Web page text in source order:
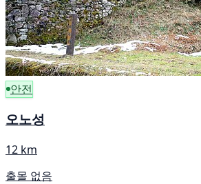
안전
오노성
12 km
출몰 없음